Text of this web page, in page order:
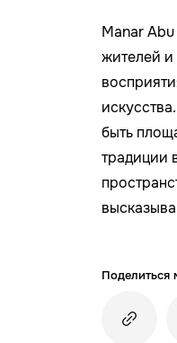
Manar
жителей и
быть
традиции
Поделиться